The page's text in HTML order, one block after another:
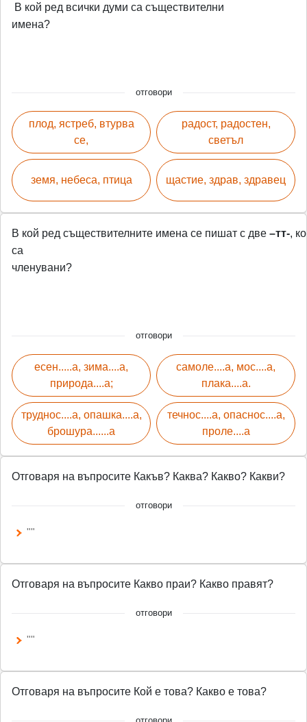
В кой ред всички думи са съществителни
имена?
отговори
плод, ястреб, втурва
се,
земя, небеса, птица
радост, радостен,
светъл
щастие, здрав, здравец
В кой ред съществителните имена се пишат с две –тт-,
са
отговори
есен.....а, зима....а,
природа....а;
труднос....а, опашка....а,
брошура......а
самоле....а, мос....а,
плака....а.
течнос....а, опаснос....а,
проле....а
Отговаря на въпросите Какъв? Каква? Какво? Какви?
отговори
""
Отговаря на въпросите Какво праи? Какво правят?
отговори
""
Отговаря на въпросите Кой е това? Какво е това?